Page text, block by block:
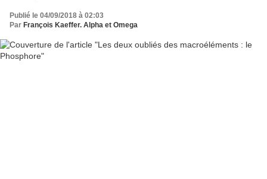
Publié le 04/09/2018 à 02:03
Par François Kaeffer. Alpha et Omega